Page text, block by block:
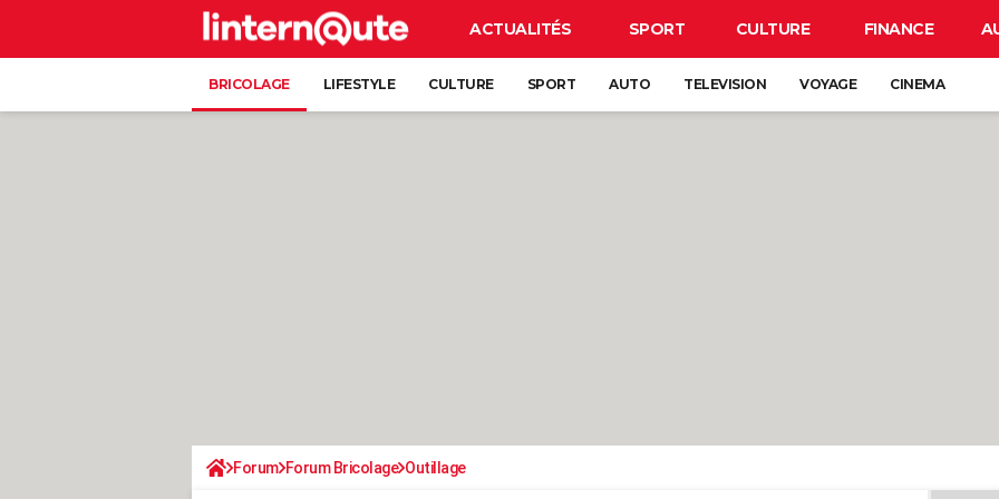
ACTUALITÉS SPORT CULTURE FINANCE
BRICOLAGE LIFESTYLE CULTURE SPORT AUTO TELEVISION VOYAGE CINEMA
Forum Forum Bricolage Outillage